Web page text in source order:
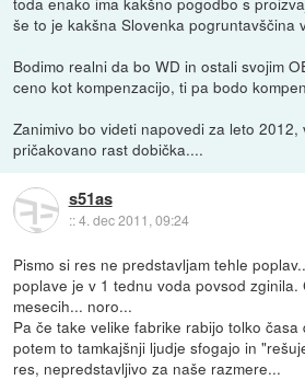
še to je kakšna Slovenka pogruntavščina
Bodimo realni da bo WD in ostali svojim
ceno kot kompenzacijo, ti pa bodo
Zanimivo bo videti napovedi za leto 2012,
pričakovano rast dobička....
s51as
::4. dec 2011, 09:24
Pismo si res ne predstavljam tehle
poplave je v 1 tednu voda povsod
mesecih... noro...
Pa če take velike fabrike rabijo tolko
potem to tamkajšnji ljudje sfogajo in
res, nepredstavljivo za naše razmere...